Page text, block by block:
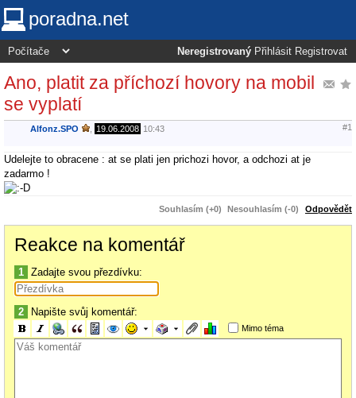
poradna.net
Neregistrovaný Přihlásit Registrovat
Ano, platit za příchozí hovory na mobil
se vyplatí
Alfonz.SPO 19.06.2008 10:43 #1
Udelejte to obracene : at se plati jen prichozi hovor, a odchozi at je
zadarmo !
Souhlasím (+0) Nesouhlasím (-0) Odpovědět
Reakce na komentář
1 Zadajte svou přezdívku:
2 Napište svůj komentář:
Mimo téma